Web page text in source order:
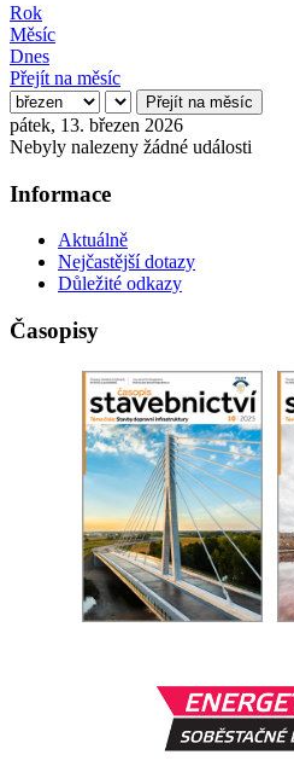
Rok
Měsíc
Dnes
Přejít na měsíc
Přejít na měsíc
pátek, 13. březen 2026
Nebyly nalezeny žádné události
Informace
Aktuálně
Nejčastější dotazy
Důležité odkazy
Časopisy